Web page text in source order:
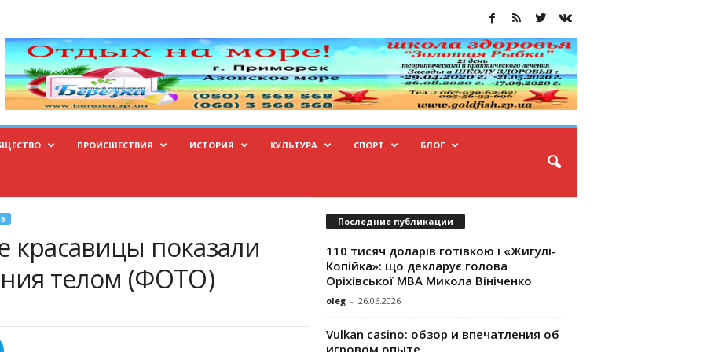
ПРОИСШЕСТВИЯ ИСТОРИЯ КУЛЬТУРА СПОРТ БЛОГ
красавицы показали
телом (ФОТО)
Последние публикации
110 тисяч доларів готівкою і «Жигулі-
Копійка»: що декларує голова
Оріхівської МВА Микола Вініченко
oleg - 26.06.2026
Vulkan casino: обзор и впечатления об
игровом опыте